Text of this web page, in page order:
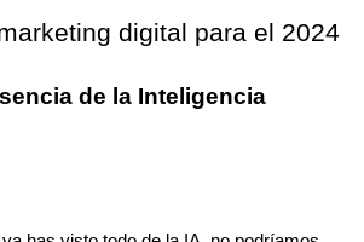
digital para el 2024
de la Inteligencia